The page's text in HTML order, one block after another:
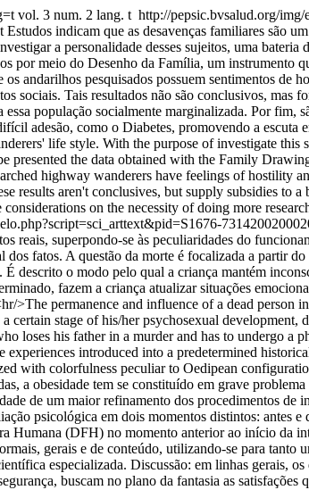
vol. 3 num. 2 lang. t http://pepsic.bvsalud.org/
Estudos indicam que as desavenças familiares são
a personalidade desses sujeitos, uma
por meio do Desenho da Família, um instrumento
andarilhos pesquisados possuem sentimentos de
sociais. Tais resultados não são conclusivos, mas
população socialmente marginalizada. Por fim,
adesão, como o Diabetes, promovendo a escuta
life style. With the purpose of investigate
the data obtained with the Family
highway wanderers have feelings of hostility
results aren't conclusives, but supply subsidies to
on the necessity of doing more
reais, superpondo-se às peculiaridades do
fatos. A questão da morte é focalizada a partir
descrito o modo pelo qual a criança mantém
fazem a criança atualizar situações
>The permanence and influence of a dead
stage of his/her psychosexual development,
loses his father in a murder and has to undergo a
introduced into a predetermined
with colorfulness peculiar to Oedipean
a obesidade tem se constituído em grave
de um maior refinamento dos procedimentos
psicológica em dois momentos distintos:
Humana (DFH) no momento anterior ao início da
gerais e de conteúdo, utilizando-se para
especializada. Discussão: em linhas gerais,
buscam no plano da fantasia as